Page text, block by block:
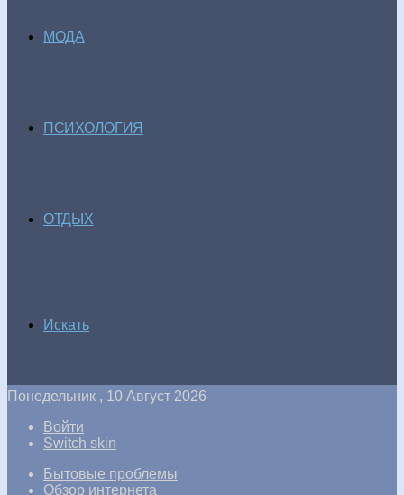
МОДА
ПСИХОЛОГИЯ
ОТДЫХ
Искать
Понедельник , 10 Август 2026
Войти
Switch skin
Бытовые проблемы
Обзор интернета